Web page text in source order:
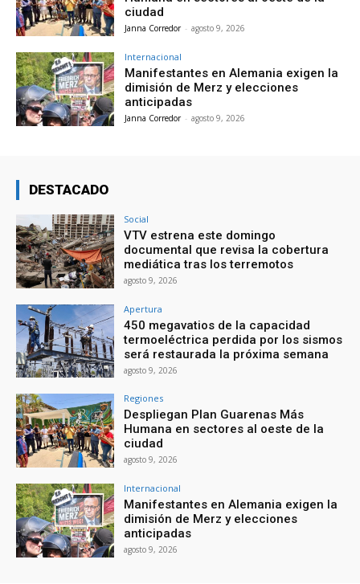
ciudad
Janna Corredor - agosto 9, 2026
Internacional
Manifestantes en Alemania exigen la
dimisión de Merz y elecciones
anticipadas
Janna Corredor - agosto 9, 2026
DESTACADO
Social
VTV estrena este domingo
documental que revisa la cobertura
mediática tras los terremotos
agosto 9, 2026
Apertura
450 megavatios de la capacidad
termoeléctrica perdida por los sismos
será restaurada la próxima semana
agosto 9, 2026
Regiones
Despliegan Plan Guarenas Más
Humana en sectores al oeste de la
ciudad
agosto 9, 2026
Internacional
Manifestantes en Alemania exigen la
dimisión de Merz y elecciones
anticipadas
agosto 9, 2026